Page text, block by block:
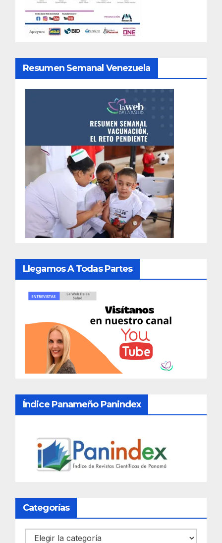
Resumen Semanal Venezuela
Llegamos A Todas Partes
Índice Panameño Panindex
Categorías
Categorías